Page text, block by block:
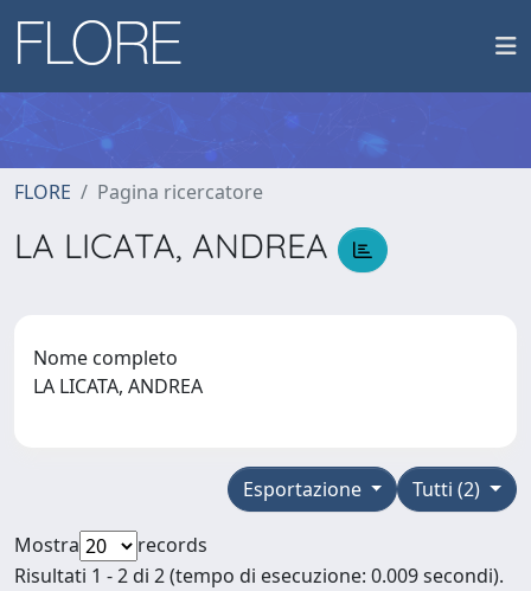
FLORE Pagina ricercatore
LA LICATA, ANDREA
Nome completo
LA LICATA, ANDREA
Tutti (2)
Esportazione
Mostra
records
Risultati 1 - 2 di 2 (tempo di esecuzione: 0.009 secondi).